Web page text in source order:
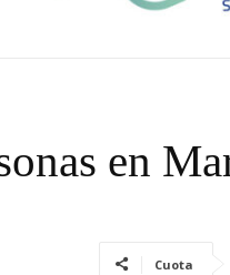
en
Cuota